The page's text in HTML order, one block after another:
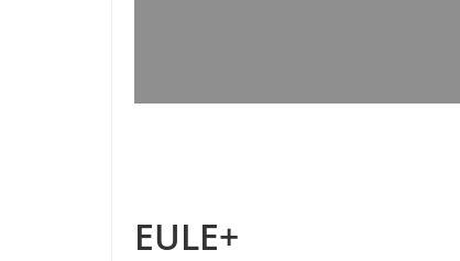
EULE+